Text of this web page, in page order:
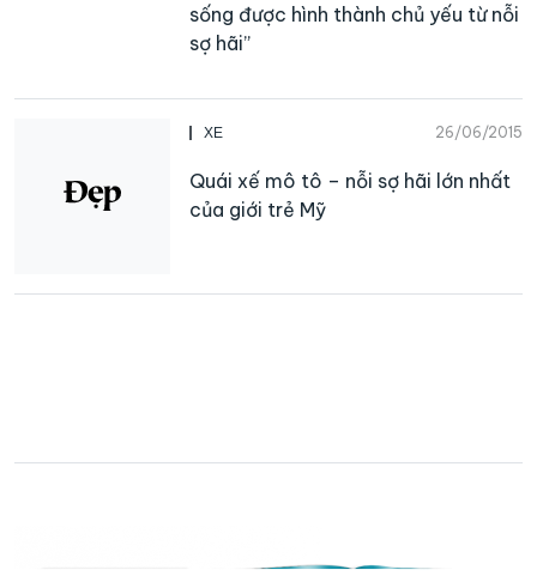
sống được hình thành chủ yếu từ nỗi
sợ hãi”
XE 26/06/2015
Quái xế mô tô – nỗi sợ hãi lớn nhất
của giới trẻ Mỹ